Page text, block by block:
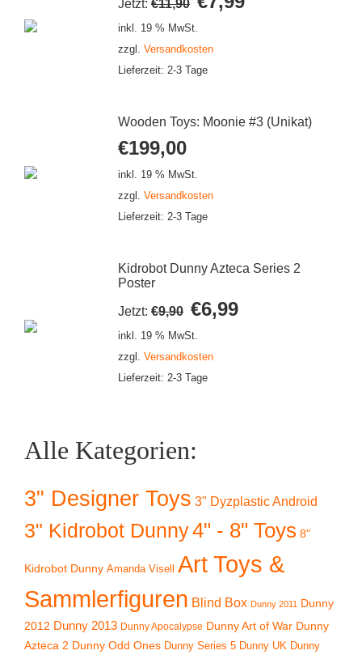
Jetzt: €11,90
Preis
war:
€11,90
inkl. 19 % MwSt.
zzgl. Versandkosten
Lieferzeit: 2-3 Tage
Wooden Toys: Moonie #3 (Unikat)
€199,00
inkl. 19 % MwSt.
zzgl. Versandkosten
Lieferzeit: 2-3 Tage
Kidrobot Dunny Azteca Series 2
Poster
Jetzt: €9,90
Ursprünglicher
Preis
war:
€9,90
€6,99Aktueller
inkl. 19 % MwSt.
zzgl. Versandkosten
Lieferzeit: 2-3 Tage
Alle Kategorien:
3" Designer Toys 3" Dyzplastic Android
3" Kidrobot Dunny4" - 8" Toys 8"
Kidrobot Dunny Amanda Visell Art Toys &
Sammlerfiguren Blind Box Dunny 2011 Dunny
2012 Dunny 2013 Dunny Apocalypse Dunny Art of War Dunny
Azteca 2 Dunny Odd Ones Dunny Series 5 Dunny UK Dunny